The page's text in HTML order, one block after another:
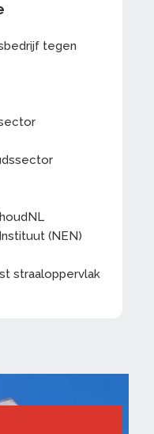
tegen
(NEN)
straaloppervlak